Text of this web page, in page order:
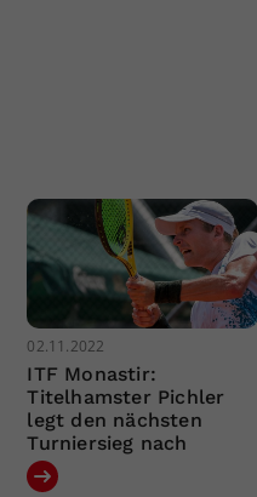
02.11.2022
ITF Monastir:
Titelhamster Pichler
legt den nächsten
Turniersieg nach